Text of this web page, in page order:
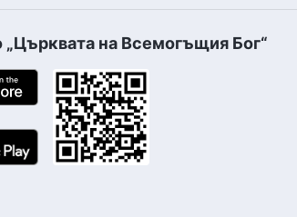
на Всемогъщия Бог“